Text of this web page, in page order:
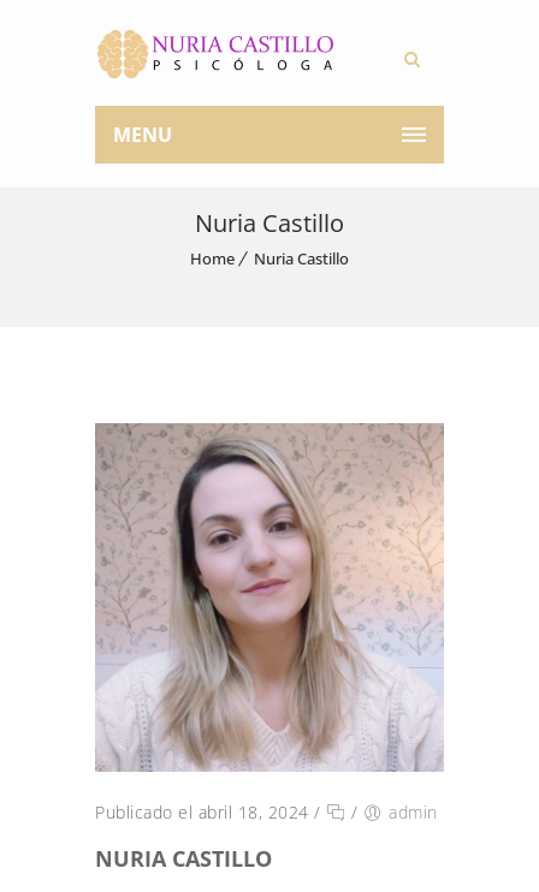
MENU
Nuria Castillo
Home Nuria Castillo
Publicado el abril 18, 2024 / / admin
NURIA CASTILLO